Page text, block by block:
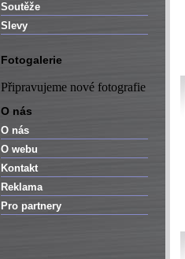
Soutěže
Slevy
Fotogalerie
Připravujeme nové fotografie
O nás
O nás
O webu
Kontakt
Reklama
Pro partnery